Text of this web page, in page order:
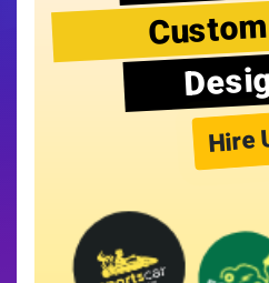
Hire